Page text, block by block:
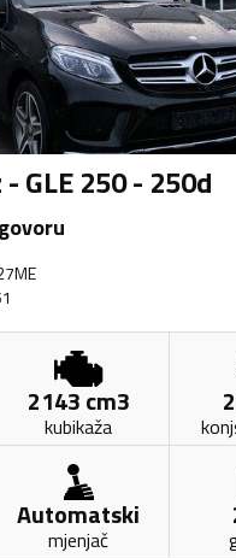
GLE 250 - 250d
2143cm3
kubikaža
Automatski
mjenjač